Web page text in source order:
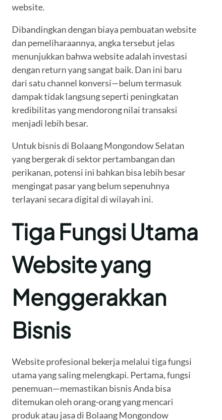
website.
Dibandingkan dengan biaya pembuatan website
dan pemeliharaannya, angka tersebut jelas
menunjukkan bahwa website adalah investasi
dengan return yang sangat baik. Dan ini baru
dari satu channel konversi—belum termasuk
dampak tidak langsung seperti peningkatan
kredibilitas yang mendorong nilai transaksi
menjadi lebih besar.
Untuk bisnis di Bolaang Mongondow Selatan
yang bergerak di sektor pertambangan dan
perikanan, potensi ini bahkan bisa lebih besar
mengingat pasar yang belum sepenuhnya
terlayani secara digital di wilayah ini.
Tiga Fungsi Utama
Website yang
Menggerakkan
Bisnis
Website profesional bekerja melalui tiga fungsi
utama yang saling melengkapi. Pertama, fungsi
penemuan—memastikan bisnis Anda bisa
ditemukan oleh orang-orang yang mencari
produk atau jasa di Bolaang Mongondow